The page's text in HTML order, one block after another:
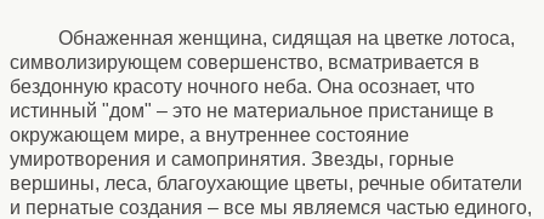
Обнаженная женщина, сидящая на цветке лотоса,
символизирующем совершенство, всматривается в
бездонную красоту ночного неба. Она осознает, что
истинный "дом" – это не материальное пристанище в
окружающем мире, а внутреннее состояние
умиротворения и самопринятия. Звезды, горные
вершины, леса, благоухающие цветы, речные обитатели
и пернатые создания – все мы являемся частью единого,